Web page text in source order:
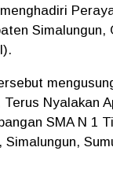
Terus Nyalakan
SMA N 1
Simalungun,